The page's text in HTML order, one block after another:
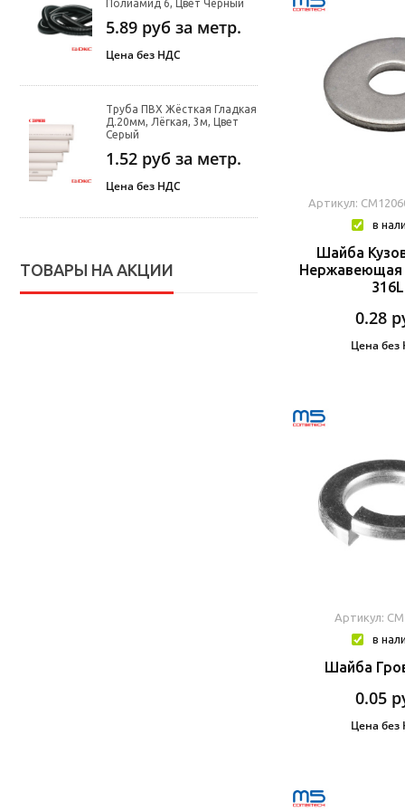
Полиамид 6, Цвет Чёрный
5.89 руб за метр.
Цена без НДС
Труба ПВХ Жёсткая Гладкая
Д.20мм, Лёгкая, 3м, Цвет
Серый
1.52 руб за метр.
Цена без НДС
ТОВАРЫ НА АКЦИИ
Артикул:
в
Шайба
Нержавеющая
316L
0.28
Цена без
Артикул:
в
Шайба
0.05
Цена без